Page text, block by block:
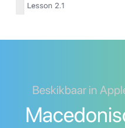
Beskikbaar in